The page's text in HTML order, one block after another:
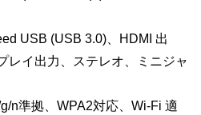
USB (USB 3.0)、HDMI 出
レイ出力、ステレオ、ミニジャ
n準拠、WPA2対応、Wi-Fi 適